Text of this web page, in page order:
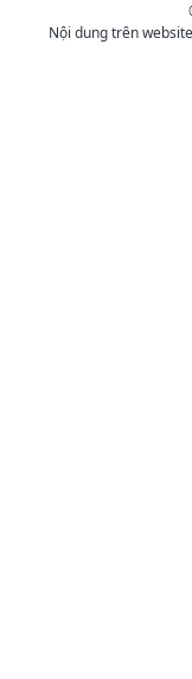
Nội dung trên